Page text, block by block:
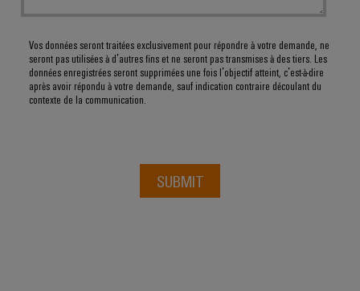
Vos données seront traitées exclusivement pour répondre à votre demande, ne
seront pas utilisées à d’autres fins et ne seront pas transmises à des tiers. Les
données enregistrées seront supprimées une fois l’objectif atteint, c’est-à-dire
après avoir répondu à votre demande, sauf indication contraire découlant du
contexte de la communication.
SUBMIT